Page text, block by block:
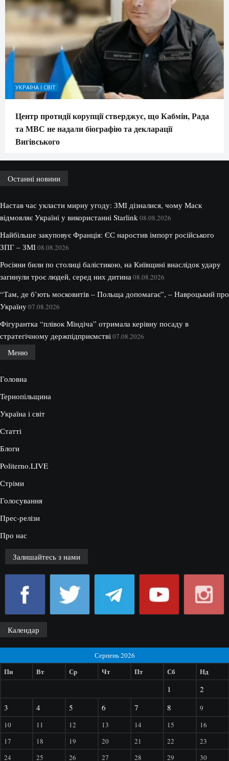
УКРАЇНА І СВІТ
Центр протидії корупції стверджує, що Кабмін, Рада
та МВС не надали біографію та декларації
Вигівського
Останні новини
Настав час укласти мирну угоду: ЗМІ дізналися, чому Маск
відмовляє Україні у використанні Starlink08.08.2026
Найбільше закуповує Франція: ЄС наростив імпорт російського
ЗПГ – ЗМІ08.08.2026
Росіяни били по столиці балістикою, на Київщині внаслідок удару
загинули троє людей, серед них дитина08.08.2026
“Там, де б’ють московитів – Польща допомагає”, – Навроцький про
Україну07.08.2026
Фігурантка “плівок Міндіча” отримала керівну посаду в
стратегічному держпідприємстві07.08.2026
Меню
Головна
Тернопільщина
Україна і світ
Статті
Блоги
Politerno.LIVE
Стріми
Голосування
Прес-релізи
Про нас
Залишайтесь з нами
Календар
Серпень 2026
Пн Вт Ср Чт Пт Сб Нд
1
2
3
4 5 6 7 8
9
10
11 12 13 14 15
16
17
18 19 20 21 22
23
24
25 26 27 28 29 30